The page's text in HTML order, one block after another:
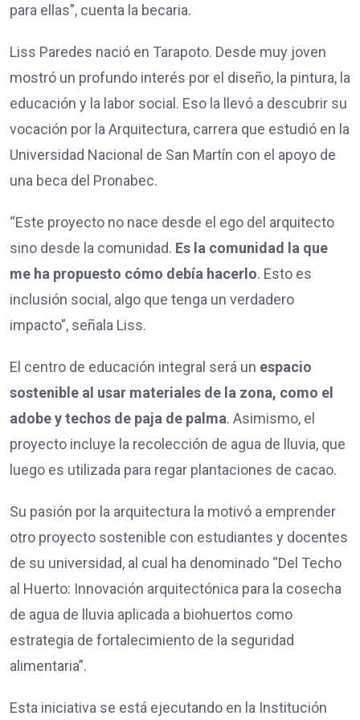
para ellas”, cuenta la becaria.
Liss Paredes nació en Tarapoto. Desde muy joven
mostró un profundo interés por el diseño, la pintura, la
educación y la labor social. Eso la llevó a descubrir su
vocación por la Arquitectura, carrera que estudió en la
Universidad Nacional de San Martín con el apoyo de
una beca del Pronabec.
“Este proyecto no nace desde el ego del arquitecto
sino desde la comunidad. Es la comunidad la que
me ha propuesto cómo debía hacerlo. Esto es
inclusión social, algo que tenga un verdadero
impacto”, señala Liss.
El centro de educación integral será un espacio
sostenible al usar materiales de la zona, como el
adobe y techos de paja de palma. Asimismo, el
proyecto incluye la recolección de agua de lluvia, que
luego es utilizada para regar plantaciones de cacao.
Su pasión por la arquitectura la motivó a emprender
otro proyecto sostenible con estudiantes y docentes
de su universidad, al cual ha denominado “Del Techo
al Huerto: Innovación arquitectónica para la cosecha
de agua de lluvia aplicada a biohuertos como
estrategia de fortalecimiento de la seguridad
alimentaria”.
Esta iniciativa se está ejecutando en la Institución